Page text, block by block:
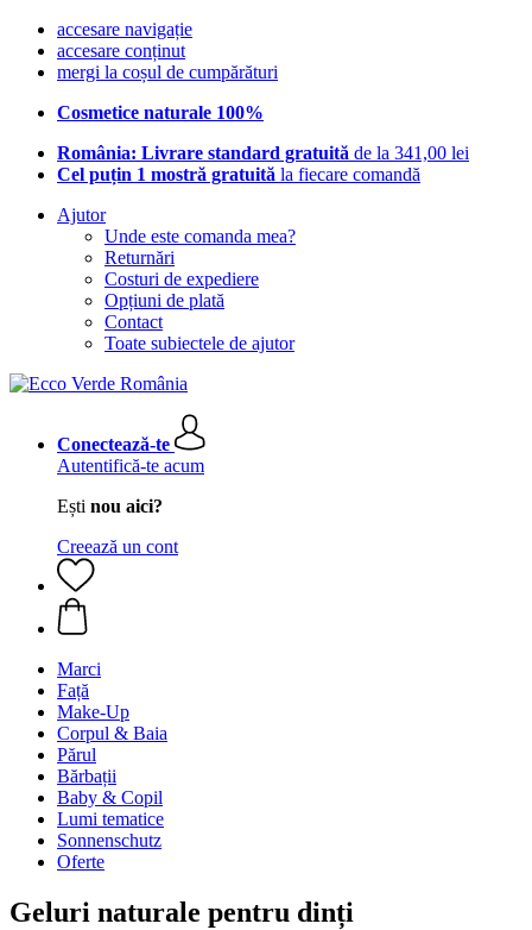
accesare navigație
accesare conținut
mergi la coșul de cumpărături
Cosmetice naturale 100%
România: Livrare standard gratuită de la 341,00 lei
Cel puțin 1 mostră gratuită la fiecare comandă
Ajutor
Unde este comanda mea?
Returnări
Costuri de expediere
Opțiuni de plată
Contact
Toate subiectele de ajutor
Conectează-te
Autentifică-te acum
Ești nou aici?
Creează un cont
Marci
Față
Make-Up
Corpul & Baia
Părul
Bărbații
Baby & Copil
Lumi tematice
Sonnenschutz
Oferte
Geluri naturale pentru dinți